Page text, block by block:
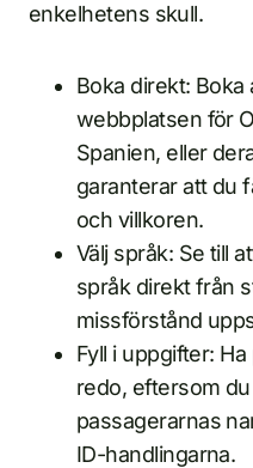
enkelhetens skull.
Boka direkt: Boka
webbplatsen för
Spanien, eller
garanterar att du
och villkoren.
Välj språk: Se till
språk direkt från
missförstånd
Fyll i uppgifter:
redo, eftersom
passagerarnas
ID-handlingarna.